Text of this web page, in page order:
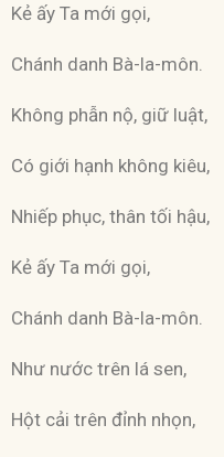
Kẻ ấy Ta mới gọi,
Chánh danh Bà-la-môn.
Không phẫn nộ, giữ luật,
Có giới hạnh không kiêu,
Nhiếp phục, thân tối hậu,
Kẻ ấy Ta mới gọi,
Chánh danh Bà-la-môn.
Như nước trên lá sen,
Hột cải trên đỉnh nhọn,